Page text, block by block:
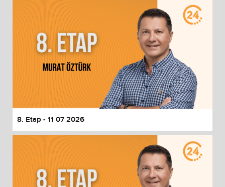
8. Etap - 11 07 2026